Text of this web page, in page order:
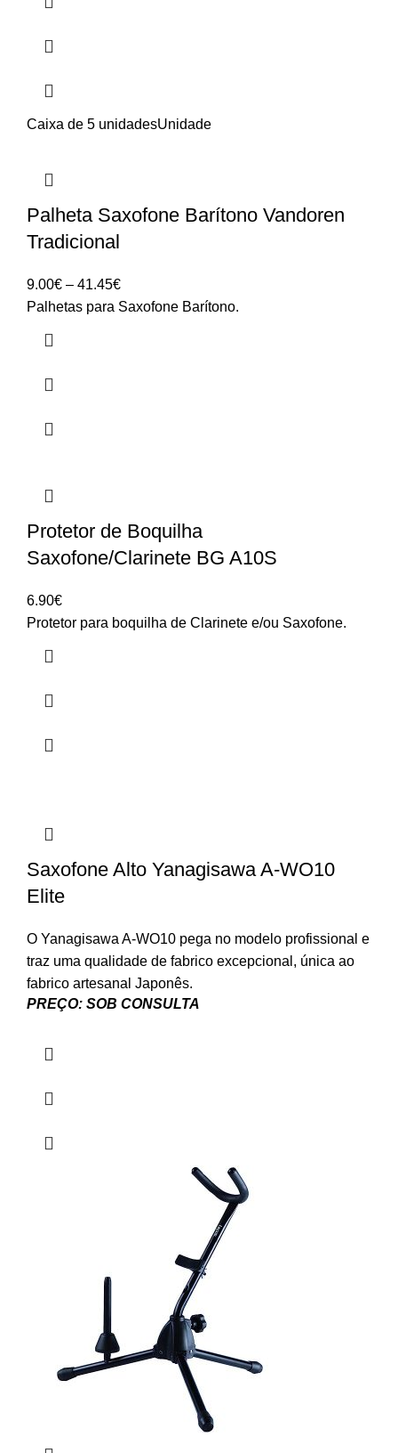
Caixa de 5 unidadesUnidade
Palheta Saxofone Barítono Vandoren
Tradicional
9.00€ – 41.45€Price
range:
Palhetas para Saxofone Barítono.
Protetor de Boquilha
Saxofone/Clarinete BG A10S
6.90€
Protetor para boquilha de Clarinete e/ou Saxofone.
Saxofone Alto Yanagisawa A-WO10
Elite
O Yanagisawa A-WO10 pega no modelo profissional e
traz uma qualidade de fabrico excepcional, única ao
fabrico artesanal Japonês.
PREÇO: SOB CONSULTA